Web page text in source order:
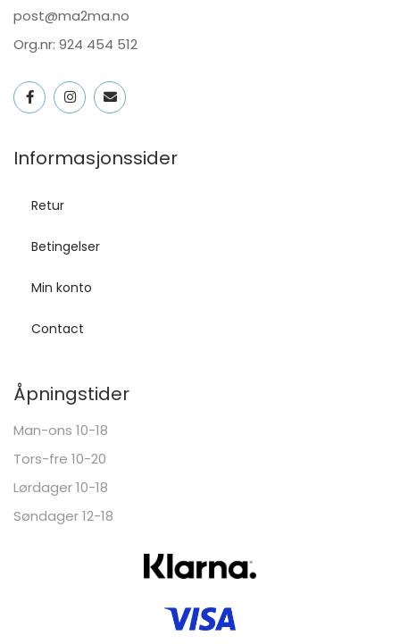
post@ma2ma.no
Org.nr: 924 454 512
Informasjonssider
Retur
Betingelser
Min konto
Contact
Åpningstider
Man-ons 10-18
Tors-fre 10-20
Lørdager 10-18
Søndager 12-18